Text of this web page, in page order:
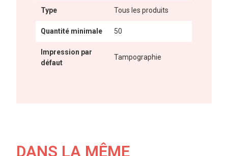
Type Tous les produits
Quantité minimale 50
Impression par
défaut
Tampographie
DANS LA MÊME